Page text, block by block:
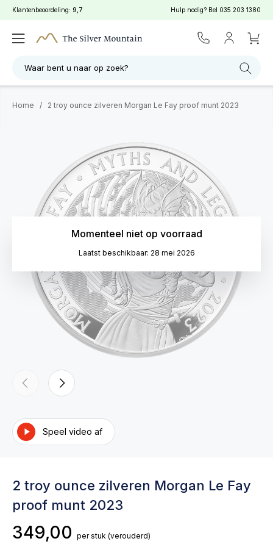
Klantenbeoordeling: 9,7 Hulp nodig? Bel 035 203 1380
Waar bent u naar op zoek?
Home / 2 troy ounce zilveren Morgan Le Fay proof munt 2023
Momenteel niet op voorraad
Laatst beschikbaar: 28 mei 2026
Speel video af
2 troy ounce zilveren Morgan Le Fay
proof munt 2023
349,00 per stuk (verouderd)